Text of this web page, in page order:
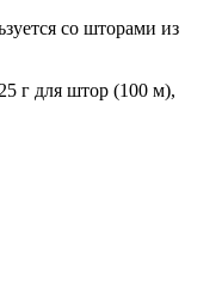
со шторами из
г для штор (100 м),